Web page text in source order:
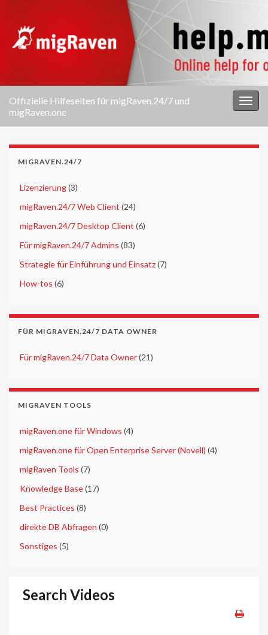
Offizielle Hilfeseiten für migRaven.24/7 und
migRaven.one
MIGRAVEN.24/7
Lizenzierung(3)
migRaven.24/7 Web Client (24)
migRaven.24/7 Desktop Client (6)
Für migRaven.24/7 Admins (83)
Strategie für Einführung und Einsatz(7)
How-tos (6)
FÜR MIGRAVEN.24/7 DATA OWNER
Für migRaven.24/7 Data Owner(21)
MIGRAVEN TOOLS
migRaven.one für Windows (4)
migRaven.one für Open Enterprise Server (Novell) (4)
migRaven Tools (7)
Knowledge Base(17)
Best Practices (8)
direkte DB Abfragen (0)
Sonstiges (5)
Search Videos